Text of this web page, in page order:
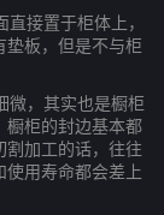
接置于柜体上，
板，但是不与柜
，其实也是橱柜
橱柜的封边基本都
加工的话，往往
使用寿命都会差上